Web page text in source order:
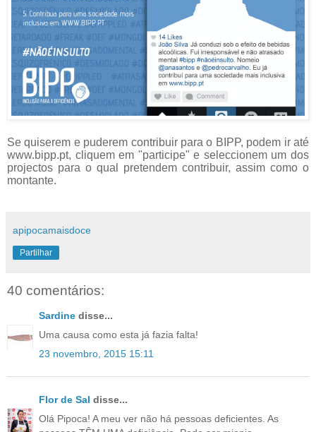
Se quiserem e puderem contribuir para o BIPP, podem ir até
www.bipp.pt, cliquem em "participe" e seleccionem um dos
projectos para o qual pretendem contribuir, assim como o
montante.
apipocamaisdoce
Partilhar
40 comentários:
Sardine disse...
Uma causa como esta já fazia falta!
23 novembro, 2015 15:11
Flor de Sal disse...
Olá Pipoca! A meu ver não há pessoas deficientes. As